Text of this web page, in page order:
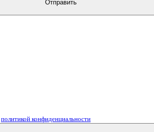
Отправить
политикой конфиденциальности